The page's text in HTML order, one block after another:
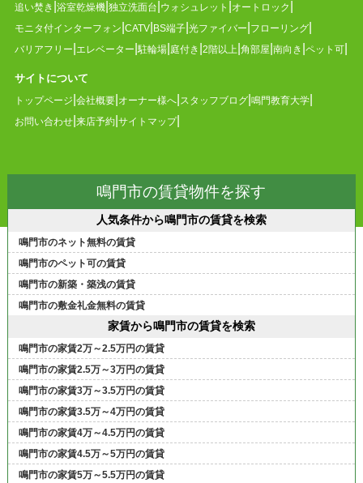
追い焚き 浴室乾燥機 独立洗面台 ウォシュレット オートロック
モニタ付インターフォン CATV BS端子 光ファイバー フローリング
バリアフリー エレベーター 駐輪場 庭付き 2階以上 角部屋 南向き ペット可
サイトについて
トップページ 会社概要 オーナー様へ スタッフブログ 鳴門教育大学
お問い合わせ 来店予約 サイトマップ
鳴門市の賃貸物件を探す
人気条件から鳴門市の賃貸を検索
鳴門市のネット無料の賃貸
鳴門市のペット可の賃貸
鳴門市の新築・築浅の賃貸
鳴門市の敷金礼金無料の賃貸
家賃から鳴門市の賃貸を検索
鳴門市の家賃2万～2.5万円の賃貸
鳴門市の家賃2.5万～3万円の賃貸
鳴門市の家賃3万～3.5万円の賃貸
鳴門市の家賃3.5万～4万円の賃貸
鳴門市の家賃4万～4.5万円の賃貸
鳴門市の家賃4.5万～5万円の賃貸
鳴門市の家賃5万～5.5万円の賃貸